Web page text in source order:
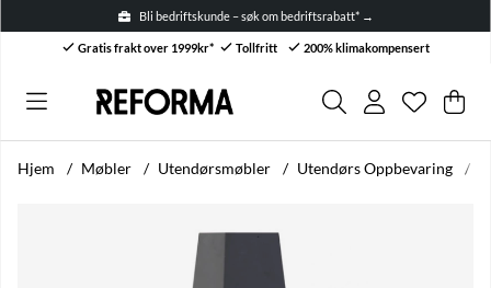
Bli bedriftskunde – søk om bedriftsrabatt* →
Gratis frakt over 1999kr* Tollfritt 200% klimakompensert
Antall i
. .
Hjem Møbler Utendørsmøbler Utendørs Oppbevaring